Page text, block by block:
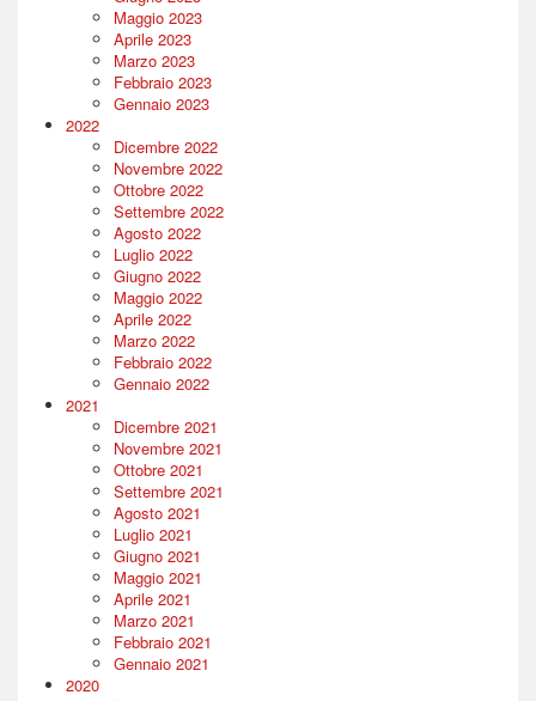
Maggio 2023
Aprile 2023
Marzo 2023
Febbraio 2023
Gennaio 2023
2022
Dicembre 2022
Novembre 2022
Ottobre 2022
Settembre 2022
Agosto 2022
Luglio 2022
Giugno 2022
Maggio 2022
Aprile 2022
Marzo 2022
Febbraio 2022
Gennaio 2022
2021
Dicembre 2021
Novembre 2021
Ottobre 2021
Settembre 2021
Agosto 2021
Luglio 2021
Giugno 2021
Maggio 2021
Aprile 2021
Marzo 2021
Febbraio 2021
Gennaio 2021
2020